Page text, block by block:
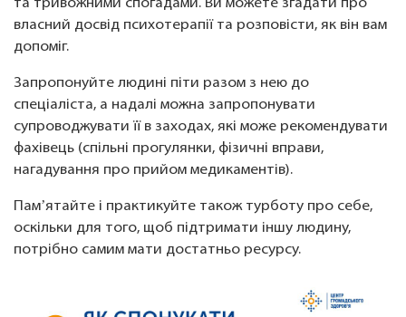
та тривожними спогадами. Ви можете згадати про
власний досвід психотерапії та розповісти, як він вам
допоміг.
Запропонуйте людині піти разом з нею до
спеціаліста, а надалі можна запропонувати
супроводжувати її в заходах, які може рекомендувати
фахівець (спільні прогулянки, фізичні вправи,
нагадування про прийом медикаментів).
Памʼятайте і практикуйте також турботу про себе,
оскільки для того, щоб підтримати іншу людину,
потрібно самим мати достатньо ресурсу.